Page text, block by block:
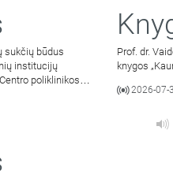
sukčių būdus
institucijų
poliklinikos
Prof. dr.
knygos
2026-07-